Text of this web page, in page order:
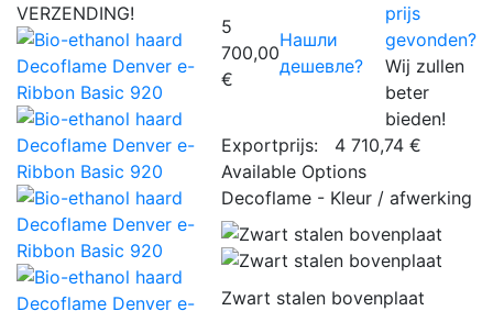
VERZENDING!
5
700,00
€
Нашли
дешевле?
prijs
gevonden?
Wij zullen
beter
bieden!
Exportprijs:
4 710,74 €
Available Options
Decoflame - Kleur / afwerking
Zwart stalen bovenplaat